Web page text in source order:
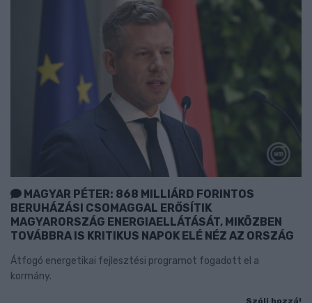
MAGYAR PÉTER: 868 MILLIÁRD FORINTOS
BERUHÁZÁSI CSOMAGGAL ERŐSÍTIK
MAGYARORSZÁG ENERGIAELLÁTÁSÁT, MIKÖZBEN
TOVÁBBRA IS KRITIKUS NAPOK ELÉ NÉZ AZ ORSZÁG
Átfogó energetikai fejlesztési programot fogadott el a
kormány.
Szólj hozzá!